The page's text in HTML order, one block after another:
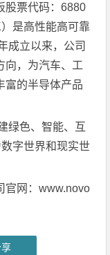
股票代码：6880
是高性能高可靠
成立以来，公司
向，为汽车、工
富的半导体产品
绿色、智能、互
字世界和现实世
官网：www.novo